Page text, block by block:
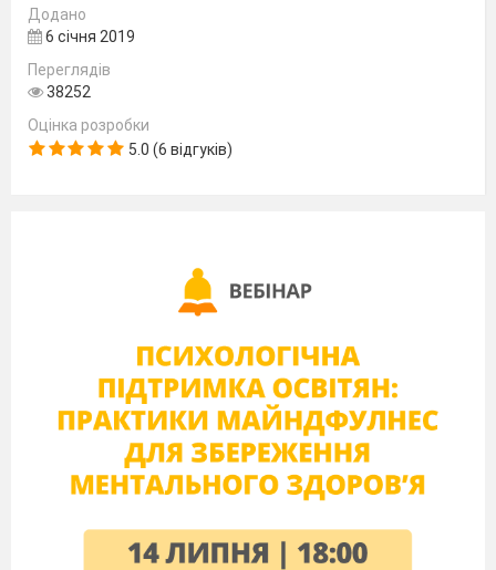
Додано
6 січня 2019
Переглядів
38252
Оцінка розробки
5.0 (6 відгуків)